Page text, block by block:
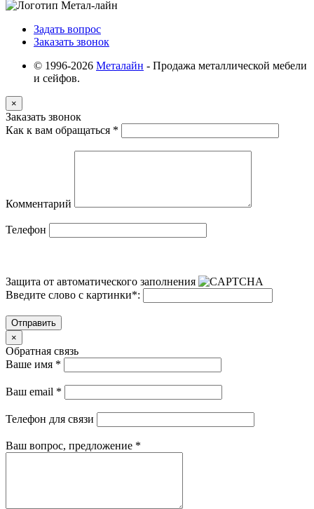
Задать вопрос
Заказать звонок
© 1996-2026 Металайн - Продажа металлической мебели
и сейфов.
×
Заказать звонок
Как к вам обращаться *
Комментарий
Телефон
Защита от автоматического заполнения
Введите слово с картинки*:
Отправить
×
Обратная связь
Ваше имя *
Ваш email *
Телефон для связи
Ваш вопрос, предложение *